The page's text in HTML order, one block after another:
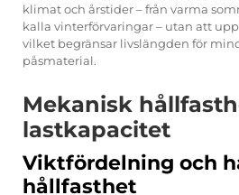
klimat och årstider – från varma
kalla vinterförvaringar – utan att
vilket begränsar livslängden för
påsmaterial.
Mekanisk
lastkapacitet
Viktfördelning och
hållfasthet